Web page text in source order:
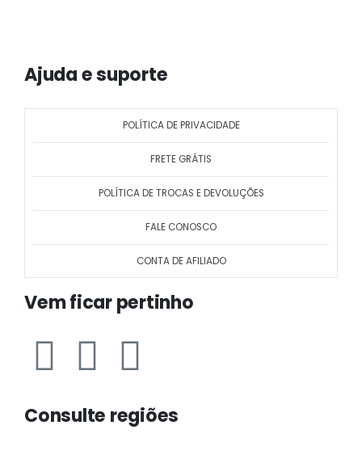
Ajuda e suporte
POLÍTICA DE PRIVACIDADE
FRETE GRÁTIS
POLÍTICA DE TROCAS E DEVOLUÇÕES
FALE CONOSCO
CONTA DE AFILIADO
Vem ficar pertinho
Consulte regiões